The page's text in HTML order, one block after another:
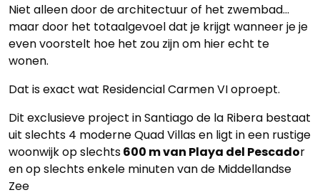
Niet alleen door de architectuur of het zwembad…
maar door het totaalgevoel dat je krijgt wanneer je je
even voorstelt hoe het zou zijn om hier echt te
wonen.
Dat is exact wat Residencial Carmen VI oproept.
Dit exclusieve project in Santiago de la Ribera bestaat
uit slechts 4 moderne Quad Villas en ligt in een rustige
woonwijk op slechts600 m van Playa del Pescador
en op slechts enkele minuten van de Middellandse
Zee